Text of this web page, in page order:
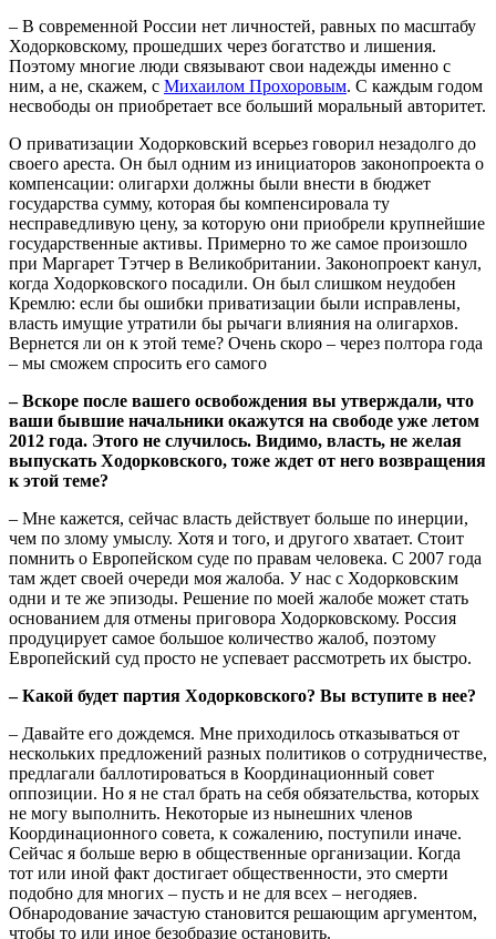
– В современной России нет личностей, равных по масштабу
Ходорковскому, прошедших через богатство и лишения.
Поэтому многие люди связывают свои надежды именно с
ним, а не, скажем, с Михаилом Прохоровым. С каждым годом
несвободы он приобретает все больший моральный авторитет.
О приватизации Ходорковский всерьез говорил незадолго до
своего ареста. Он был одним из инициаторов законопроекта о
компенсации: олигархи должны были внести в бюджет
государства сумму, которая бы компенсировала ту
несправедливую цену, за которую они приобрели крупнейшие
государственные активы. Примерно то же самое произошло
при Маргарет Тэтчер в Великобритании. Законопроект канул,
когда Ходорковского посадили. Он был слишком неудобен
Кремлю: если бы ошибки приватизации были исправлены,
власть имущие утратили бы рычаги влияния на олигархов.
Вернется ли он к этой теме? Очень скоро – через полтора года
– мы сможем спросить его самого
– Вскоре после вашего освобождения вы утверждали, что
ваши бывшие начальники окажутся на свободе уже летом
2012 года. Этого не случилось. Видимо, власть, не желая
выпускать Ходорковского, тоже ждет от него возвращения
к этой теме?
– Мне кажется, сейчас власть действует больше по инерции,
чем по злому умыслу. Хотя и того, и другого хватает. Стоит
помнить о Европейском суде по правам человека. С 2007 года
там ждет своей очереди моя жалоба. У нас с Ходорковским
одни и те же эпизоды. Решение по моей жалобе может стать
основанием для отмены приговора Ходорковскому. Россия
продуцирует самое большое количество жалоб, поэтому
Европейский суд просто не успевает рассмотреть их быстро.
– Какой будет партия Ходорковского? Вы вступите в нее?
– Давайте его дождемся. Мне приходилось отказываться от
нескольких предложений разных политиков о сотрудничестве,
предлагали баллотироваться в Координационный совет
оппозиции. Но я не стал брать на себя обязательства, которых
не могу выполнить. Некоторые из нынешних членов
Координационного совета, к сожалению, поступили иначе.
Сейчас я больше верю в общественные организации. Когда
тот или иной факт достигает общественности, это смерти
подобно для многих – пусть и не для всех – негодяев.
Обнародование зачастую становится решающим аргументом,
чтобы то или иное безобразие остановить.